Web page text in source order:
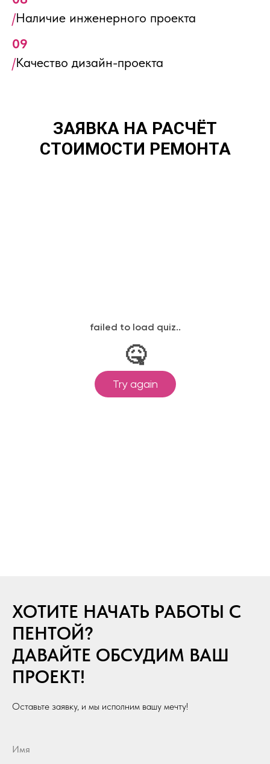
/Наличие инженерного проекта
09
/Качество дизайн-проекта
ЗАЯВКА НА РАСЧЁТ
СТОИМОСТИ РЕМОНТА
ХОТИТЕ НАЧАТЬ РАБОТЫ С
ПЕНТОЙ?
ДАВАЙТЕ ОБСУДИМ ВАШ
ПРОЕКТ!
Оставьте заявку, и мы исполним вашу мечту!